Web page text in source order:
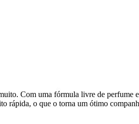
Com uma fórmula livre de perfume
rápida, o que o torna um ótimo